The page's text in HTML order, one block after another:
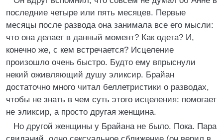
последние четыре или пять месяцев. Первые
месяцы после развода она занимала все его мысли:
что она делает в данный момент? Как одета? И,
конечно же, с кем встречается? Исцеление
произошло очень быстро. Будто ему впрыснули
некий оживляющий душу эликсир. Брайан
достаточно много читал беллетристики о разводах,
чтобы не знать в чем суть этого исцеления: помогает
не эликсир, а просто другая женщина.
Но другой женщины у Брайана не было. Пока. Пара